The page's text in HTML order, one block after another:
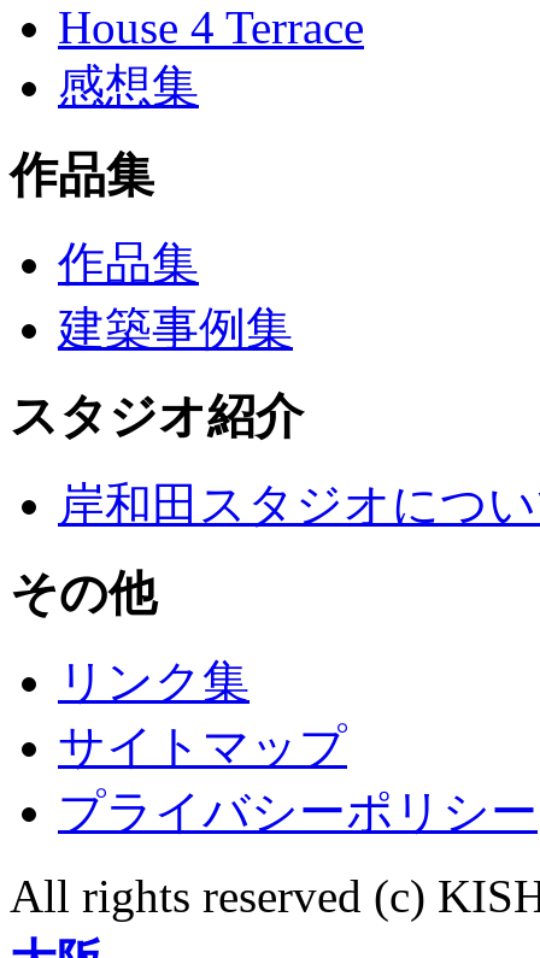
House 4 Terrace
感想集
作品集
作品集
建築事例集
スタジオ紹介
岸和田スタジオにつ
その他
リンク集
サイトマップ
プライバシーポリシー
All rights reserved (c)